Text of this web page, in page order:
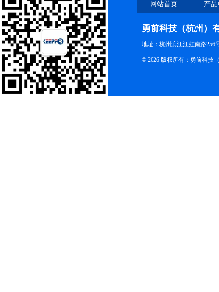
网站首页 产
勇前科技（杭州）
地址：杭州滨江江虹南路256
© 2026 版权所有：勇前科技